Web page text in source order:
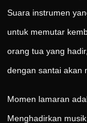
Suara instrumen
untuk memutar
orang tua yang
dengan santai akan
Momen lamaran
Menghadirkan